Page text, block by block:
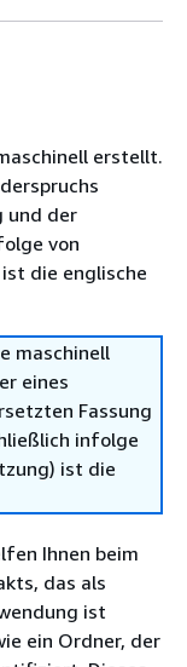
erstellt.
und der
von
die englische
maschinell
eines
Fassung
infolge
ist die
Ihnen beim
das als
ist
ein Ordner, der